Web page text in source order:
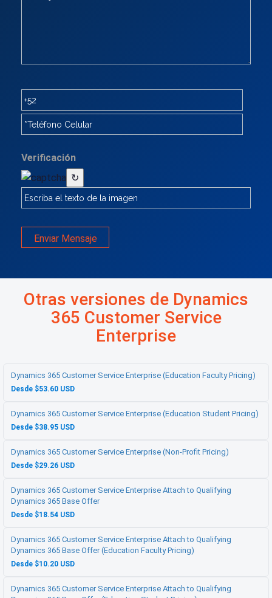
Verificación
↻
Enviar Mensaje
Otras versiones de Dynamics
365 Customer Service
Enterprise
Dynamics 365 Customer Service Enterprise (Education Faculty Pricing)
Desde $53.60 USD
Dynamics 365 Customer Service Enterprise (Education Student Pricing)
Desde $38.95 USD
Dynamics 365 Customer Service Enterprise (Non-Profit Pricing)
Desde $29.26 USD
Dynamics 365 Customer Service Enterprise Attach to Qualifying
Dynamics 365 Base Offer
Desde $18.54 USD
Dynamics 365 Customer Service Enterprise Attach to Qualifying
Dynamics 365 Base Offer (Education Faculty Pricing)
Desde $10.20 USD
Dynamics 365 Customer Service Enterprise Attach to Qualifying